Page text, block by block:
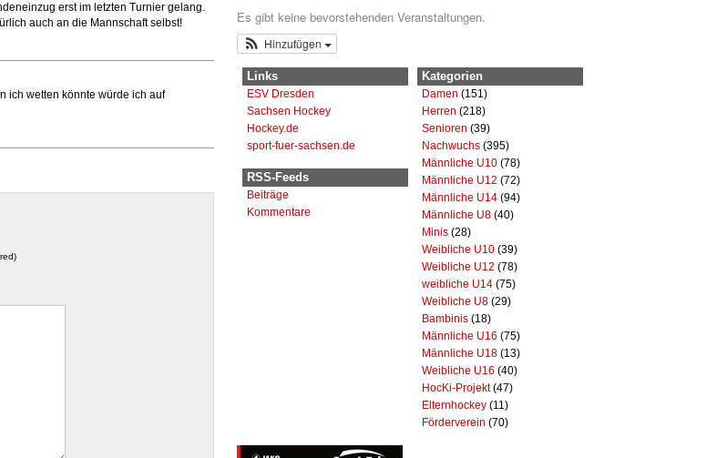
Es gibt keine bevorstehenden Veranstaltungen.
Hinzufügen
Kategorien
Damen (151)
Herren (218)
Senioren (39)
Nachwuchs (395)
Männliche U10 (78)
Männliche U12 (72)
Männliche U14 (94)
Männliche U8 (40)
Minis (28)
Weibliche U10 (39)
Weibliche U12 (78)
weibliche U14 (75)
Weibliche U8 (29)
Bambinis (18)
Männliche U16 (75)
Männliche U18 (13)
Weibliche U16 (40)
HocKi-Projekt(47)
Elternhockey (11)
Förderverein (70)
Links
ESV Dresden
Sachsen Hockey
Hockey.de
sport-fuer-sachsen.de
RSS-Feeds
Beiträge
Kommentare
erst im letzten Turnier gelang.
auch an die Mannschaft selbst!
ich wetten könnte würde ich auf